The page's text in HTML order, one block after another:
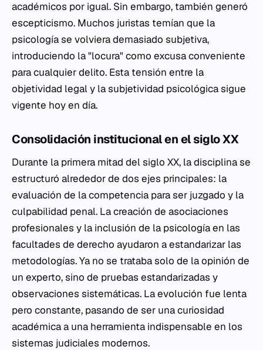
académicos por igual. Sin embargo, también generó
escepticismo. Muchos juristas temían que la
psicología se volviera demasiado subjetiva,
introduciendo la "locura" como excusa conveniente
para cualquier delito. Esta tensión entre la
objetividad legal y la subjetividad psicológica sigue
vigente hoy en día.
Consolidación institucional en el siglo XX
Durante la primera mitad del siglo XX, la disciplina se
estructuró alrededor de dos ejes principales: la
evaluación de la competencia para ser juzgado y la
culpabilidad penal. La creación de asociaciones
profesionales y la inclusión de la psicología en las
facultades de derecho ayudaron a estandarizar las
metodologías. Ya no se trataba solo de la opinión de
un experto, sino de pruebas estandarizadas y
observaciones sistemáticas. La evolución fue lenta
pero constante, pasando de ser una curiosidad
académica a una herramienta indispensable en los
sistemas judiciales modernos.